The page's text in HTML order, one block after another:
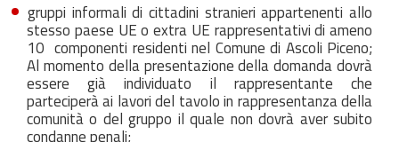
gruppi informali di cittadini stranieri appartenenti allo
stesso paese UE o extra UE rappresentativi di ameno
10 componenti residenti nel Comune di Ascoli Piceno;
Al momento della presentazione della domanda dovrà
essere già individuato il rappresentante che
parteciperà ai lavori del tavolo in rappresentanza della
comunità o del gruppo il quale non dovrà aver subito
condanne penali;